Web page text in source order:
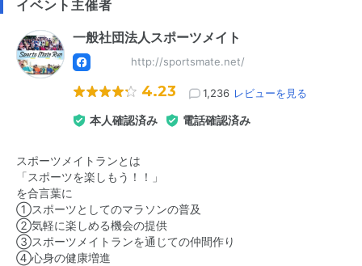
イベント主催者
一般社団法人スポーツメイト
http://sportsmate.net/
4.23 1,236 レビューを見る
本人確認済み 電話確認済み
スポーツメイトランとは
「スポーツを楽しもう！！」
を合言葉に
①スポーツとしてのマラソンの普及
②気軽に楽しめる機会の提供
③スポーツメイトランを通じての仲間作り
④心身の健康増進